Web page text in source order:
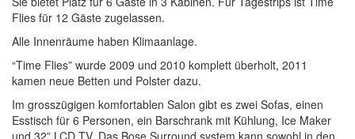
Flies für 12 Gäste zugelassen.
Alle Innenräume haben Klimaanlage.
“Time Flies” wurde 2009 und 2010 komplett überholt, 2011
kamen neue Betten und Polster dazu.
Im grosszügigen komfortablen Salon gibt es zwei Sofas, einen
Esstisch für 6 Personen, ein Barschrank mit Kühlung, Ice Maker
und 32” LCD TV. Das Bose Surround system kann sowohl in den